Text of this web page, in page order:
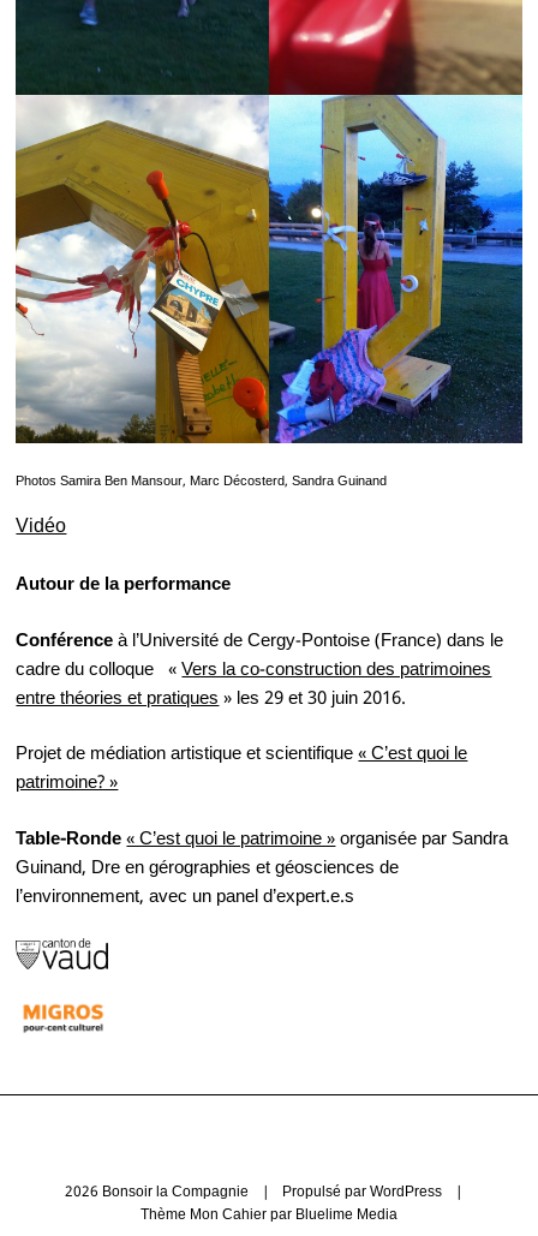
Photos Samira Ben Mansour, Marc Décosterd, Sandra Guinand
Vidéo
Autour de la performance
Conférenceà l’Université de Cergy-Pontoise (France) dans le
cadre du colloque «Vers la co-construction des patrimoines
entre théories et pratiques» les 29 et 30 juin 2016.
Projet de médiation artistique et scientifique« C’est quoi le
patrimoine? »
Table-Ronde« C’est quoi le patrimoine »organisée par Sandra
Guinand, Dre en gérographies et géosciences de
l’environnement, avec un panel d’expert.e.s
2026 Bonsoir la Compagnie | Propulsé parWordPress
|
Thème Mon Cahier par Bluelime Media